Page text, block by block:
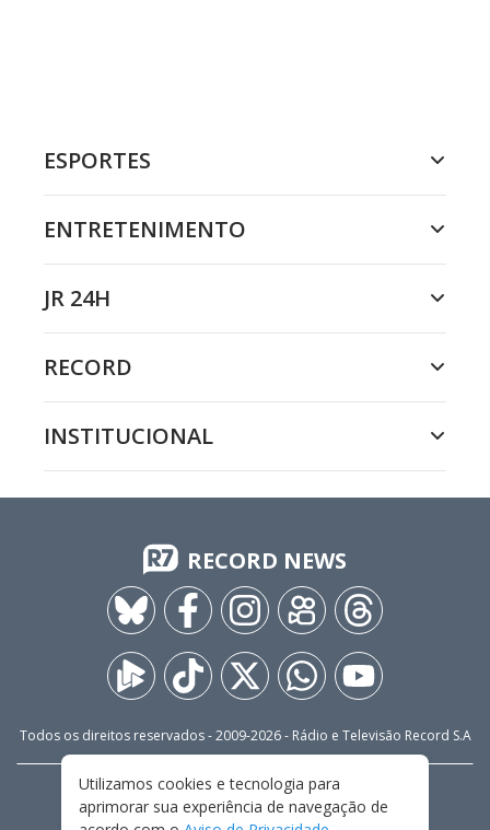
ESPORTES
ENTRETENIMENTO
JR 24H
RECORD
INSTITUCIONAL
RECORD NEWS
Todos os direitos reservados - 2009-2026- Rádio e Televisão Record S.A
FALE CONOSCO
PRIVACIDADE
TERMOS E CONDIÇÕES DE USO
Utilizamos cookies e tecnologia para
aprimorar sua experiência de navegação de